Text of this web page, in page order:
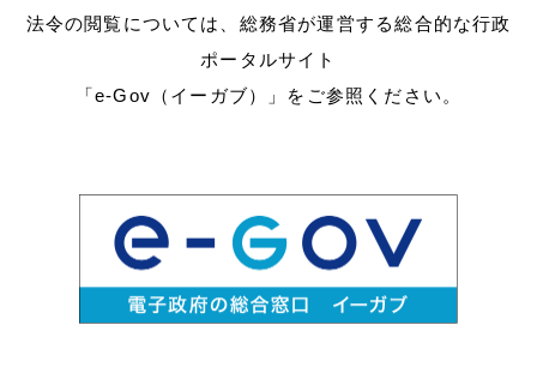
法令の閲覧については、総務省が運営する総合的な行政
ポータルサイト
「e-Gov（イーガブ）」をご参照ください。